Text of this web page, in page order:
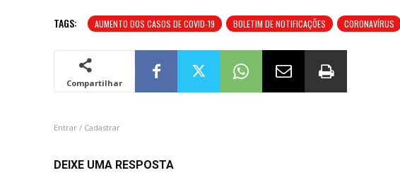
TAGS: AUMENTO DOS CASOS DE COVID-19 BOLETIM DE NOTIFICAÇÕES CORONAVÍRUS
Compartilhar
Entrar / Cadastrar
DEIXE UMA RESPOSTA